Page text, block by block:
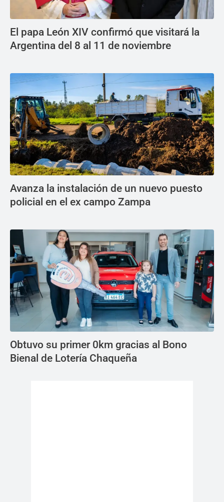
El papa León XIV confirmó que visitará la
Argentina del 8 al 11 de noviembre
Avanza la instalación de un nuevo puesto
policial en el ex campo Zampa
Obtuvo su primer 0km gracias al Bono
Bienal de Lotería Chaqueña